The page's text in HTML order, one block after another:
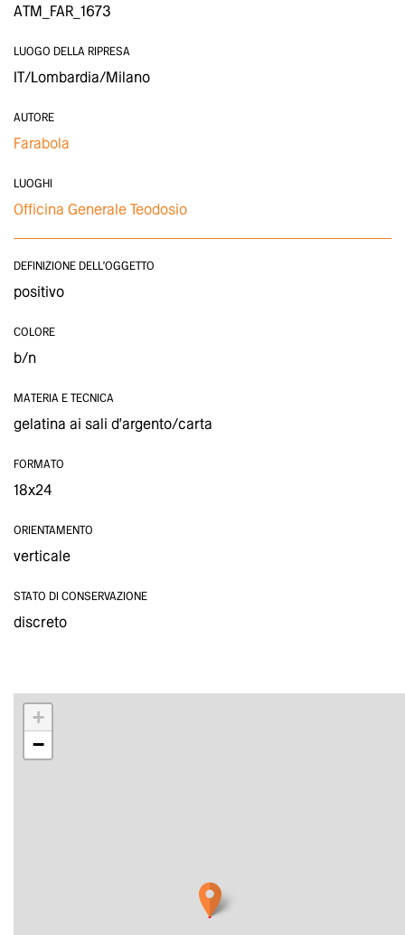
ATM_FAR_1673
LUOGO DELLA RIPRESA
IT/Lombardia/Milano
AUTORE
Farabola
LUOGHI
Officina Generale Teodosio
DEFINIZIONE DELL'OGGETTO
positivo
COLORE
b/n
MATERIA E TECNICA
gelatina ai sali d'argento/carta
FORMATO
18x24
ORIENTAMENTO
verticale
STATO DI CONSERVAZIONE
discreto
+
−